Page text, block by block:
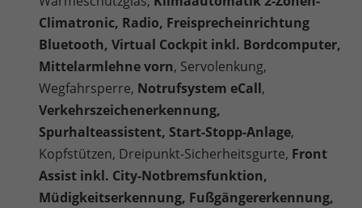
Climatronic, Radio, Freisprecheinrichtung
Bluetooth, Virtual Cockpit inkl. Bordcomputer,
Mittelarmlehne vorn, Servolenkung,
Wegfahrsperre, Notrufsystem eCall,
Verkehrszeichenerkennung,
Spurhalteassistent, Start-Stopp-Anlage,
Kopfstützen, Dreipunkt-Sicherheitsgurte, Front
Assist inkl. City-Notbremsfunktion,
Müdigkeitserkennung, Fußgängererkennung,